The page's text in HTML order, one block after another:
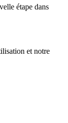
étape dans
et notre